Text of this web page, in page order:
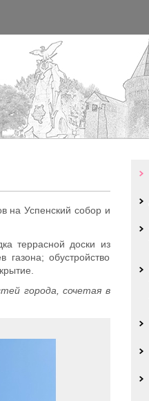
на Успенский собор и
террасной доски из
обустройство
города, сочетая в